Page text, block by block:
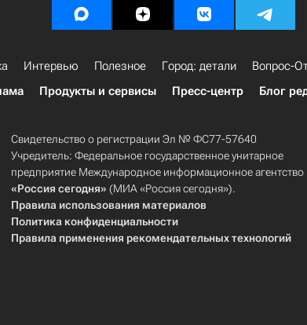
Интервью Полезное Город: детали Вопрос-
Продукты и сервисы Пресс-центр Блог
Свидетельство о регистрации Эл № ФС77-57640
Учредитель: Федеральное государственное унитарное
предприятие Международное информационное агентство
«Россия сегодня» (МИА «Россия сегодня»).
Правила использования материалов
Политика конфиденциальности
Правила применения рекомендательных технологий